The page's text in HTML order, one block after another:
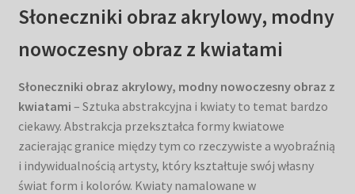
Słoneczniki obraz akrylowy, modny
nowoczesny obraz z kwiatami
Słoneczniki obraz akrylowy, modny nowoczesny obraz z
kwiatami – Sztuka abstrakcyjna i kwiaty to temat bardzo
ciekawy. Abstrakcja przekształca formy kwiatowe
zacierając granice między tym co rzeczywiste a wyobraźnią
i indywidualnością artysty, który kształtuje swój własny
świat form i kolorów. Kwiaty namalowane w